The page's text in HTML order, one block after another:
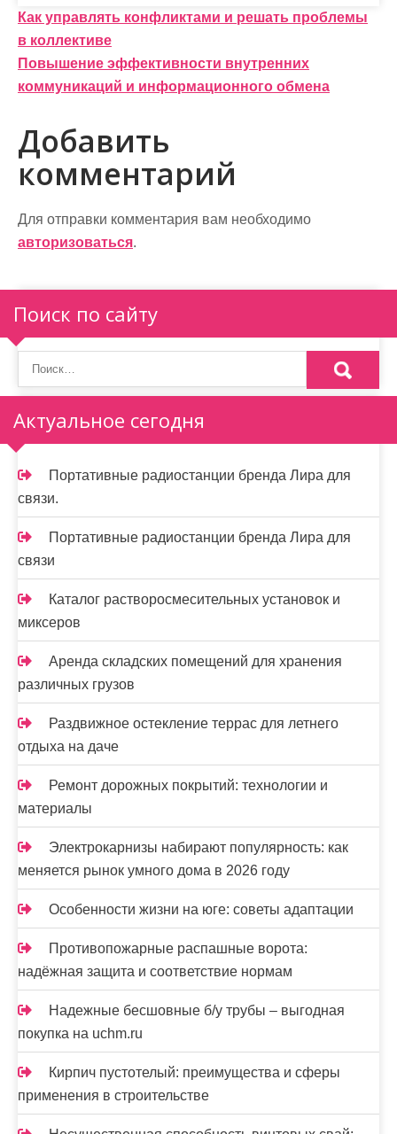
Н
а
в
и
г
а
ц
и
я
п
о
з
а
п
и
с
я
м
Как управлять конфликтами и решать проблемы
в коллективе
Повышение эффективности внутренних
коммуникаций и информационного обмена
Добавить
комментарий
Для отправки комментария вам необходимо
авторизоваться.
Поиск по сайту
Актуальное сегодня
Портативные радиостанции бренда Лира для
связи.
Портативные радиостанции бренда Лира для
связи
Каталог растворосмесительных установок и
миксеров
Аренда складских помещений для хранения
различных грузов
Раздвижное остекление террас для летнего
отдыха на даче
Ремонт дорожных покрытий: технологии и
материалы
Электрокарнизы набирают популярность: как
меняется рынок умного дома в 2026 году
Особенности жизни на юге: советы адаптации
Противопожарные распашные ворота:
надёжная защита и соответствие нормам
Надежные бесшовные б/у трубы – выгодная
покупка на uchm.ru
Кирпич пустотелый: преимущества и сферы
применения в строительстве